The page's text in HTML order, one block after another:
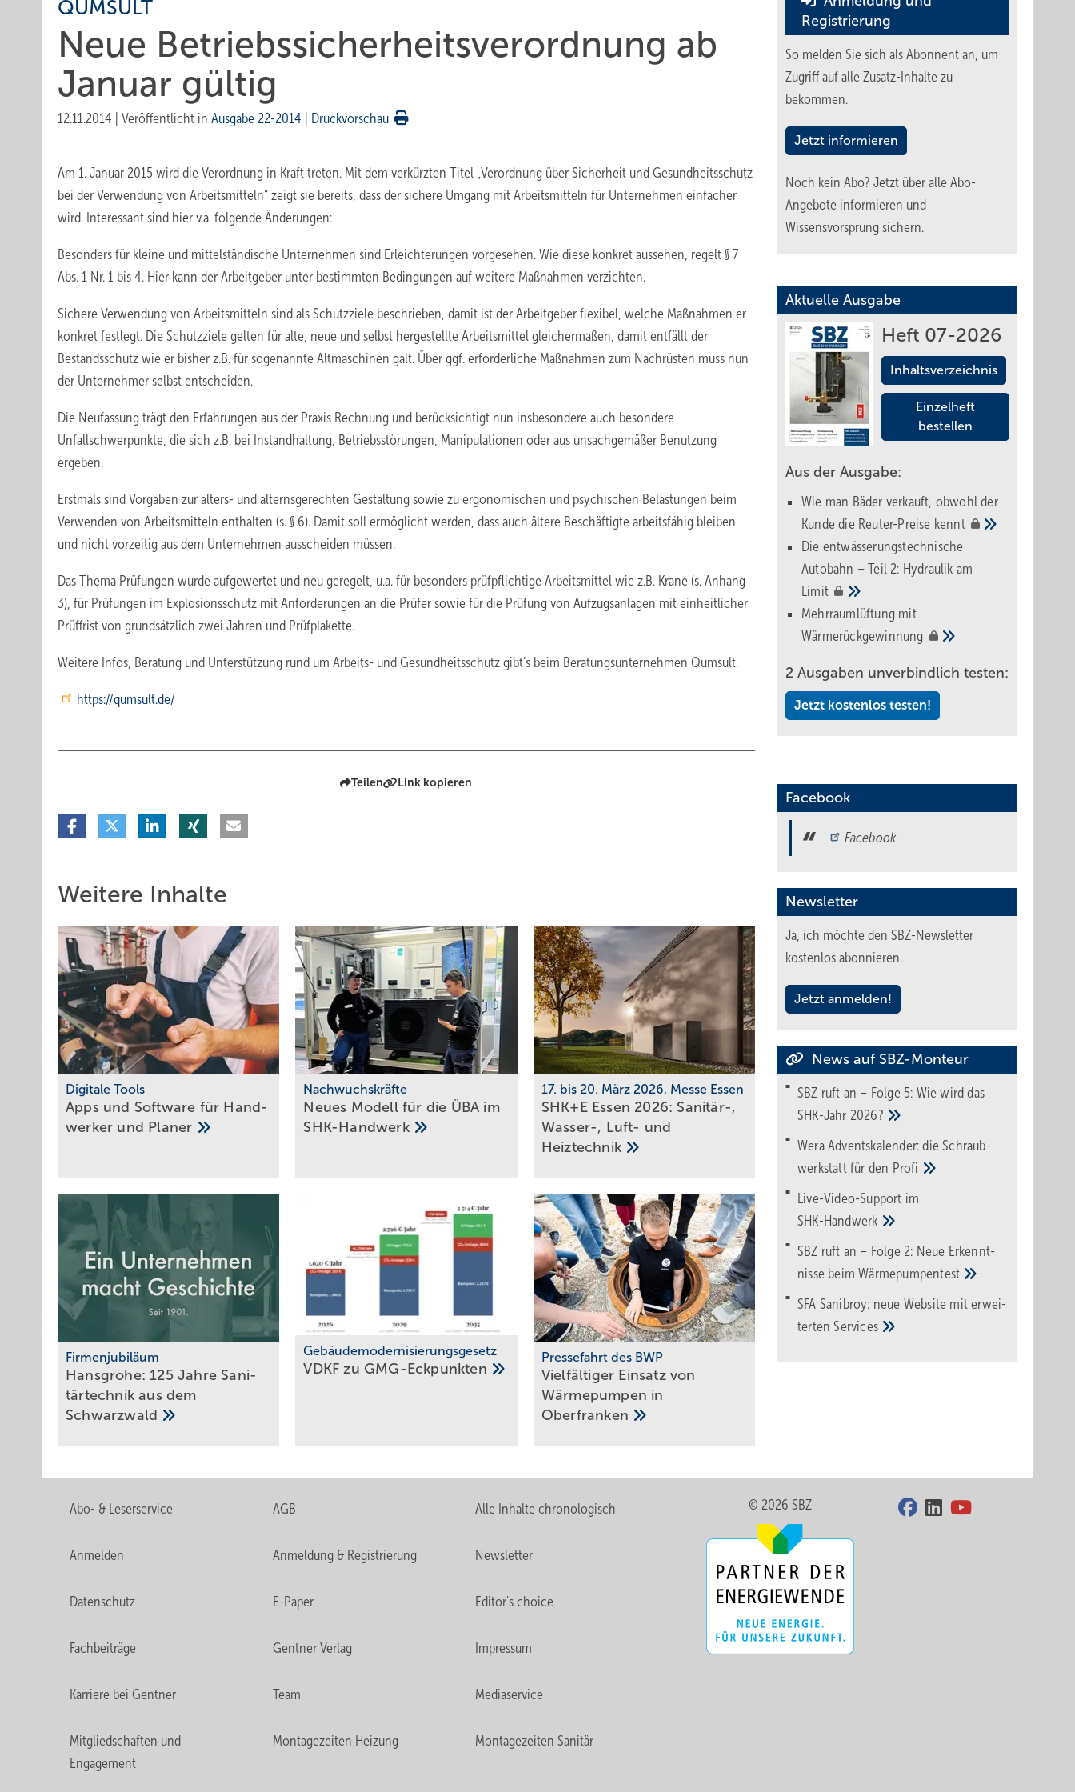
QUMSULT
Neue Betriebssicherheits­verordnung ab
Januar gültig
12.11.2014 Veröffentlicht in Ausgabe 22-2014 Druckvorschau
Am 1. Januar 2015 wird die Verordnung in Kraft treten. Mit dem verkürzten Titel „Verordnung über Sicherheit und Gesundheitsschutz
bei der Verwendung von Arbeitsmitteln“ zeigt sie bereits, dass der sichere Umgang mit Arbeitsmitteln für Unternehmen einfacher
wird. Interessant sind hier v.a. folgende Änderungen:
Besonders für kleine und mittelständische Unternehmen sind Erleichterungen vorgesehen. Wie diese konkret aussehen, regelt § 7
Abs. 1 Nr. 1 bis 4. Hier kann der Arbeitgeber unter bestimmten Bedingungen auf weitere Maßnahmen verzichten.
Sichere Verwendung von Arbeitsmitteln sind als Schutzziele beschrieben, damit ist der Arbeitgeber flexibel, welche Maßnahmen er
konkret festlegt. Die Schutzziele gelten für alte, neue und selbst hergestellte Arbeitsmittel gleichermaßen, damit entfällt der
Bestandsschutz wie er bisher z.B. für sogenannte Altmaschinen galt. Über ggf. erforderliche Maßnahmen zum Nachrüsten muss nun
der Unternehmer selbst entscheiden.
Die Neufassung trägt den Erfahrungen aus der Praxis Rechnung und berücksichtigt nun insbesondere auch besondere
Unfallschwerpunkte, die sich z.B. bei Instandhaltung, Betriebsstörungen, Manipulationen oder aus unsachgemäßer Benutzung
ergeben.
Erstmals sind Vorgaben zur alters- und alternsgerechten Gestaltung sowie zu ergonomischen und psychischen Belastungen beim
Verwenden von Arbeitsmitteln enthalten (s. § 6). Damit soll ermöglicht werden, dass auch ältere Beschäftigte arbeitsfähig bleiben
und nicht vorzeitig aus dem Unternehmen ausscheiden müssen.
Das Thema Prüfungen wurde aufgewertet und neu geregelt, u.a. für besonders prüfpflichtige Arbeitsmittel wie z.B. Krane (s. Anhang
3), für Prüfungen im Explosionsschutz mit Anforderungen an die Prüfer sowie für die Prüfung von Aufzugsanlagen mit einheitlicher
Prüffrist von grundsätzlich zwei Jahren und Prüfplakette.
Weitere Infos, Beratung und Unterstützung rund um Arbeits- und Gesundheitsschutz gibt’s beim Beratungsunternehmen Qumsult.
https://qumsult.de/
Teilen Link kopieren
Weitere Inhalte
Digitale Tools
Apps und Soft­ware für Hand­
werker und Planer
Nachwuchskräfte
Neues Modell für die ÜBA im
SHK-Handwerk
17. bis 20. März 2026, Messe Essen
SHK+E Essen 2026: Sanitär-,
Wasser-, Luft- und
Heiztechnik
Firmenjubiläum
Hansgrohe: 125 Jahre Sa­ni­
tär­tech­nik aus dem
Schwarz­wald
Gebäudemodernisierungsgesetz
VDKF zu GMG-Eckpunkten
Pressefahrt des BWP
Vielfältiger Einsatz von
Wärmepumpen in
Oberfranken
Registrierung
So melden Sie sich als Abonnent an, um
Zugriff auf alle Zusatz-Inhalte zu
bekommen.
Jetzt informieren
Noch kein Abo? Jetzt über alle Abo-
Angebote informieren und
Wissensvorsprung sichern.
Aktuelle Ausgabe
Heft 07-2026
Inhaltsverzeichnis
Einzelheft
bestellen
Aus der Ausgabe:
Wie man Bäder verkauft, obwohl der
Kunde die Reuter-Preise kennt
Die entwässerungstechnische
Autobahn – Teil 2: Hydraulik am
Limit
Mehrraumlüftung mit
Wärmerückgewinnung
2 Ausgaben unverbindlich testen:
Jetzt kostenlos testen!
Facebook
Facebook
Newsletter
Ja, ich möchte den SBZ-Newsletter
kostenlos abonnieren.
Jetzt anmelden!
News auf SBZ-Monteur
SBZ ruft an – Folge 5: Wie wird das
SHK-Jahr 2026?
Wera Adventskalender: die Schraub­
werk­statt für den Pro­fi
Live-Video-Support im
SHK-Handwerk
SBZ ruft an – Folge 2: Neue Erkennt­
nisse beimWärme­pumpen­test
SFA Sanibroy: neue Web­site mit erwei­
tertenServices
Abo- & Leserservice AGB Alle Inhalte chronologisch
Anmelden Anmeldung & Registrierung Newsletter
Datenschutz E-Paper Editor's choice
Fachbeiträge Gentner Verlag Impressum
Karriere bei Gentner Team Mediaservice
Mitgliedschaften und
Engagement
Montagezeiten Heizung Montagezeiten Sanitär
© 2026 SBZ